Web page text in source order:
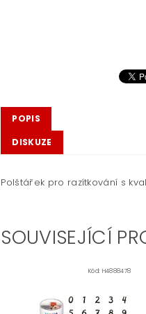
POPIS
DISKUZE
Polštářek pro razítkování s
SOUVISEJÍCÍ
Kód: H4888478